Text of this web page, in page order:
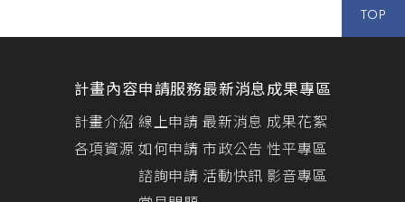
TOP
計畫內容
計畫介紹
各項資源
申請服務
線上申請
如何申請
諮詢申請
最新消息
最新消息
市政公告
活動快訊
成果專區
成果花絮
性平專區
影音專區